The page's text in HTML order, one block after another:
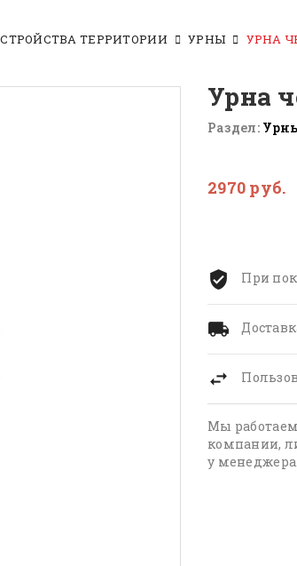
ТЕРРИТОРИИ УРНЫ УРНА
Урна
Раздел:
2970 руб.
При
Мы
компании,
у менеджера.